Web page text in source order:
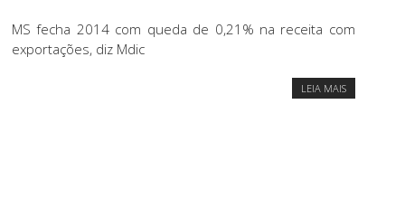
MS fecha 2014 com queda de 0,21% na receita com
exportações, diz Mdic
LEIA MAIS